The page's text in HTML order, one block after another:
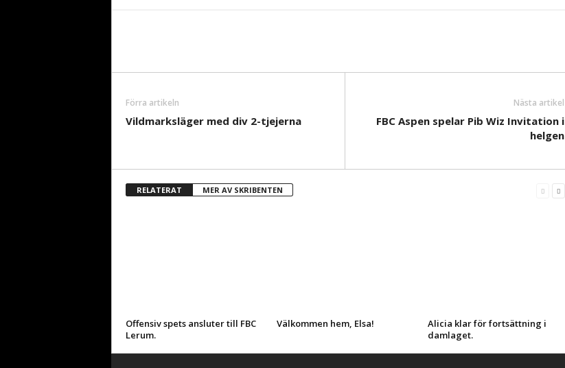
Förra artikeln
Vildmarksläger med div 2-tjejerna
Nästa artikel
FBC Aspen spelar Pib Wiz Invitation i
helgen
RELATERAT MER AV SKRIBENTEN
Offensiv spets ansluter till FBC
Lerum.
Välkommen hem, Elsa!
Alicia klar för fortsättning i
damlaget.